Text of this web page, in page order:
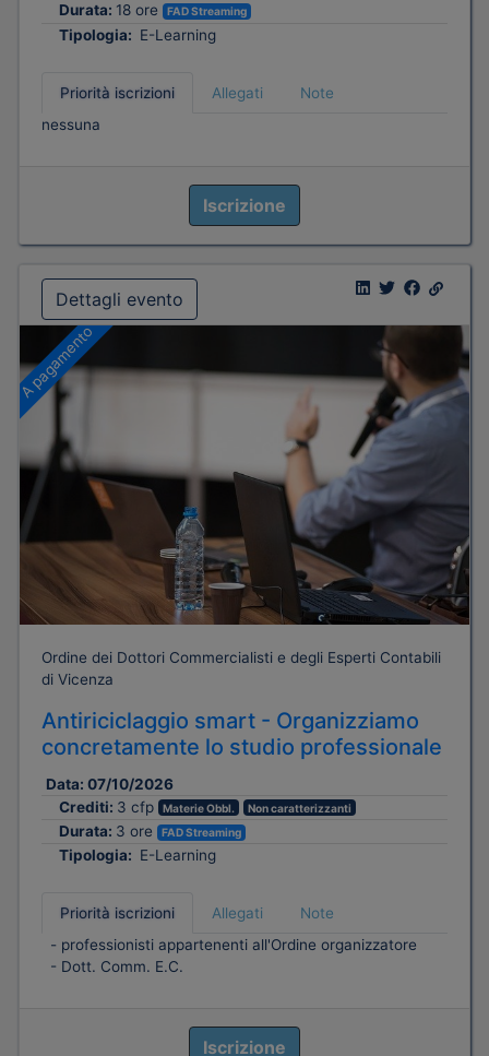
Durata: 18 ore FAD Streaming
Tipologia: E-Learning
Priorità iscrizioni Allegati
Note
nessuna
Iscrizione
Dettagli evento
A pagamento
Ordine dei Dottori Commercialisti e degli Esperti Contabili
di Vicenza
Antiriciclaggio smart - Organizziamo
concretamente lo studio professionale
Data: 07/10/2026
Crediti: 3 cfp Materie Obbl. Non caratterizzanti
Durata: 3 ore FAD Streaming
Tipologia: E-Learning
Priorità iscrizioni Allegati
Note
- professionisti appartenenti all'Ordine organizzatore
- Dott. Comm. E.C.
Iscrizione